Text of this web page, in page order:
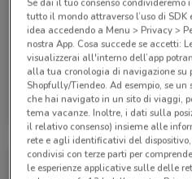
PosteMobile
Scade il 17/08
tutto il mondo attraverso l’uso di SDK
idea accedendo a Menu > Privacy >
nostra App. Cosa succede se accetti:
visualizzerai all'interno dell’app
alla tua cronologia di navigazione su
Shopfully/Tiendeo. Ad esempio, se
che hai navigato in un sito di viaggi,
tema vacanze. Inoltre, i dati sulla
il relativo consenso) insieme alle
rete e agli identificativi del dispositivo,
condivisi con terze parti per
le esperienze applicative sulle delle